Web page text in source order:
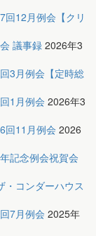
12月例会【クリ
議事録 2026年3
3月例会【定時総
1月例会 2026年3
回11月例会 2026
記念例会祝賀会
・コンダーハウス
7月例会 2025年